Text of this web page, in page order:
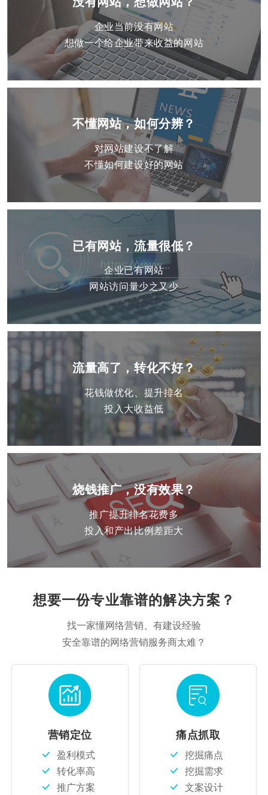
企业当前没有网站
想做一个给企业带来收益的网站
不懂网站，如何分辨？
对网站建设不了解
不懂如何建设好的网站
已有网站，流量很低？
企业已有网站
网站访问量少之又少
流量高了，转化不好？
花钱做优化、提升排名
投入大收益低
烧钱推广，没有效果？
推广提升排名花费多
投入和产出比例差距大
想要一份专业靠谱的解决方案？
找一家懂网络营销、有建设经验
安全靠谱的网络营销服务商太难？
营销定位
盈利模式
转化率高
推广方案
痛点抓取
挖掘痛点
挖掘需求
文案设计